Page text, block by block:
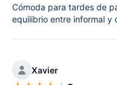
Cómoda para tardes de
equilibrio entre informal y
Xavier